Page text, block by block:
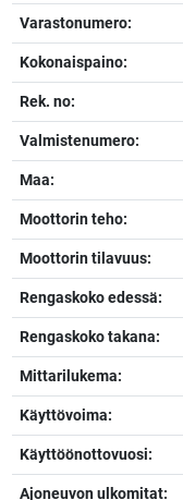
Varastonumero:
Kokonaispaino:
Rek. no:
Valmistenumero:
Maa:
Moottorin teho:
Moottorin tilavuus:
Rengaskoko edessä:
Rengaskoko takana:
Mittarilukema:
Käyttövoima:
Käyttöönottovuosi:
Ajoneuvon ulkomitat: